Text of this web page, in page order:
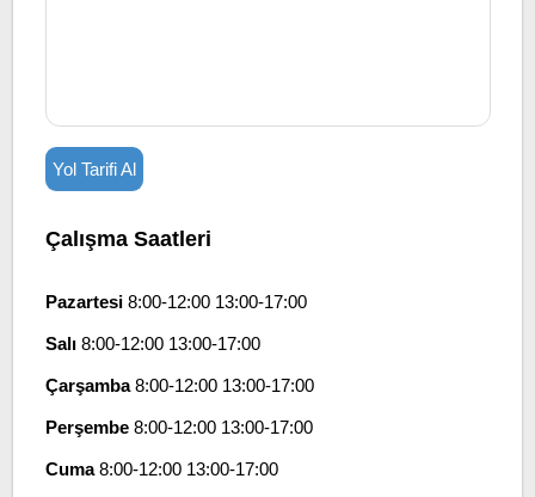
Yol Tarifi Al
Çalışma Saatleri
Pazartesi8:00-12:00 13:00-17:00
Salı8:00-12:00 13:00-17:00
Çarşamba8:00-12:00 13:00-17:00
Perşembe8:00-12:00 13:00-17:00
Cuma8:00-12:00 13:00-17:00